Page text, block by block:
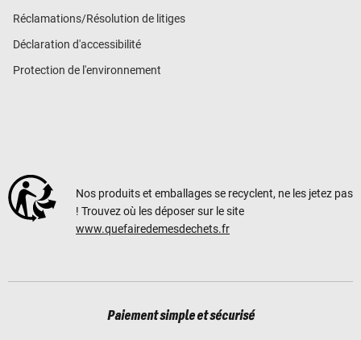
Réclamations/Résolution de litiges
Déclaration d'accessibilité
Protection de l'environnement
Nos produits et emballages se recyclent, ne les jetez pas
! Trouvez où les déposer sur le site
www.quefairedemesdechets.fr
Paiement simple et sécurisé